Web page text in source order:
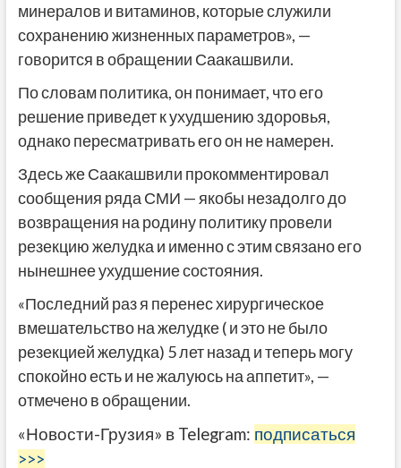
минералов и витаминов, которые служили
сохранению жизненных параметров», —
говорится в обращении Саакашвили.
По словам политика, он понимает, что его
решение приведет к ухудшению здоровья,
однако пересматривать его он не намерен.
Здесь же Саакашвили прокомментировал
сообщения ряда СМИ — якобы незадолго до
возвращения на родину политику провели
резекцию желудка и именно с этим связано его
нынешнее ухудшение состояния.
«Последний раз я перенес хирургическое
вмешательство на желудке ( и это не было
резекцией желудка) 5 лет назад и теперь могу
спокойно есть и не жалуюсь на аппетит», —
отмечено в обращении.
«Новости-Грузия» в Telegram: подписаться
>>>